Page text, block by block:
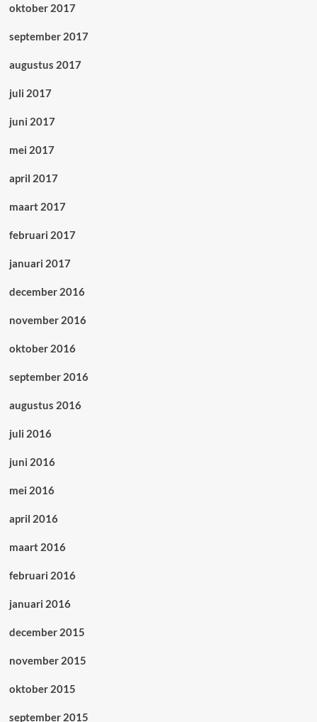
oktober 2017
september 2017
augustus 2017
juli 2017
juni 2017
mei 2017
april 2017
maart 2017
februari 2017
januari 2017
december 2016
november 2016
oktober 2016
september 2016
augustus 2016
juli 2016
juni 2016
mei 2016
april 2016
maart 2016
februari 2016
januari 2016
december 2015
november 2015
oktober 2015
september 2015